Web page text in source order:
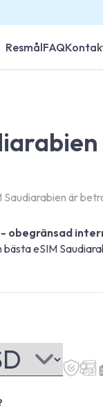
ResmålFAQ
Saudiarabien är
- obegränsad
eSIM